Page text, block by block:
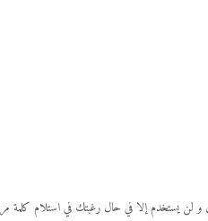
و لن يستخدم إلا في حال رغبتك في استلام